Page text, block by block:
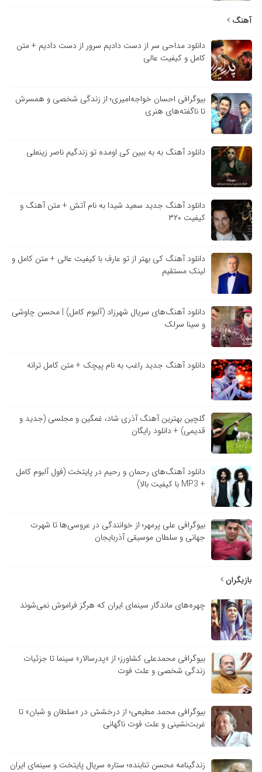
آهنگ
دانلود مداحی سر از دست دادیم سرور از دست دادیم + متن
کامل و کیفیت عالی
بیوگرافی احسان خواجه‌امیری؛ از زندگی شخصی و همسرش
تا ناگفته‌های هنری
دانلود آهنگ به به ببین کی اومده تو زندگیم ناصر زینعلی
دانلود آهنگ جدید سعید شیدا به نام آتش + متن آهنگ و
کیفیت ۳۲۰
دانلود آهنگ کی بهتر از تو عارف با کیفیت عالی + متن کامل و
لینک مستقیم
دانلود آهنگ‌های سریال شهرزاد (آلبوم کامل) | محسن چاوشی
و سینا سرلک
دانلود آهنگ جدید راغب به نام پیچک + متن کامل ترانه
گلچین بهترین آهنگ آذری شاد، غمگین و مجلسی (جدید و
قدیمی) + دانلود رایگان
دانلود آهنگ‌های رحمان و رحیم در پایتخت (فول آلبوم کامل
+ MP3 با کیفیت بالا)
بیوگرافی علی پرمهر؛ از خوانندگی در عروسی‌ها تا شهرت
جهانی و سلطان موسیقی آذربایجان
بازیگران
چهره‌های ماندگار سینمای ایران که هرگز فراموش نمی‌شوند
بیوگرافی محمدعلی کشاورز؛ از «پدرسالار» سینما تا جزئیات
زندگی شخصی و علت فوت
بیوگرافی محمد مطیعی؛ از درخشش در «سلطان و شبان» تا
غربت‌نشینی و علت فوت ناگهانی
زندگینامه محسن تنابنده؛ ستاره سریال پایتخت و سینمای ایران